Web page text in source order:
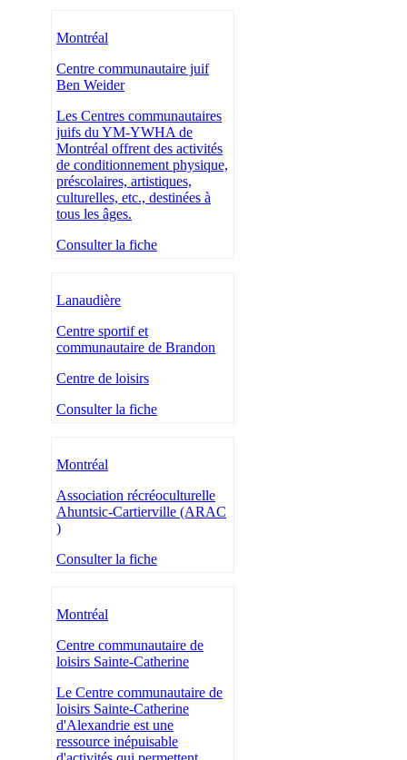
Montréal
Centre communautaire juif
Ben Weider
Les Centres communautaires
juifs du YM-YWHA de
Montréal offrent des activités
de conditionnement physique,
préscolaires, artistiques,
culturelles, etc., destinées à
tous les âges.
Consulter la fiche
Lanaudière
Centre sportif et
communautaire de Brandon
Centre de loisirs
Consulter la fiche
Montréal
Association récréoculturelle
Ahuntsic-Cartierville (ARAC
)
Consulter la fiche
Montréal
Centre communautaire de
loisirs Sainte-Catherine
Le Centre communautaire de
loisirs Sainte-Catherine
d'Alexandrie est une
ressource inépuisable